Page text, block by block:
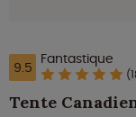
9.5 Fantastique
Tente